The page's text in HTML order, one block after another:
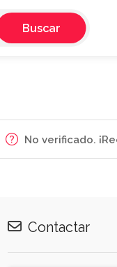
Buscar
No verificado.
Contactar